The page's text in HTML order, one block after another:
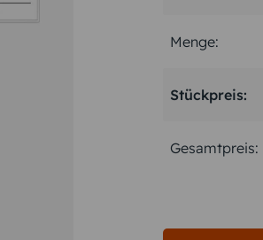
Menge:
Stückpreis:
Gesamtpreis: